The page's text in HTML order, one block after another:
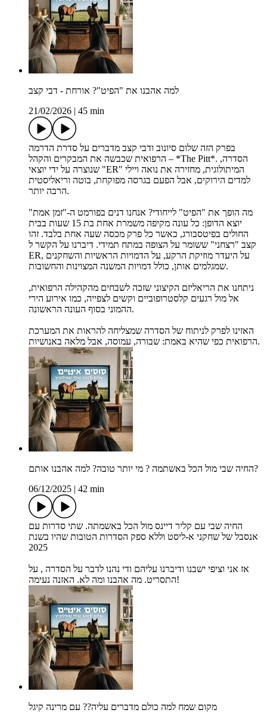
למה אהבנו את "הפיט"? אורחת - דבי קצב
21/02/2026 | 45 min
בפרק הזה שלום סיונוב ודבי קצב מדברים על סדרת הדרמה
הרפואית שכבשה את המבקרים והקהל – *The Pitt*. הסדרה,
שנוצרה על ידי יוצאי "ER" המיתולוגית, מחזירה את נואה ויילי
למדים הירוקים, אבל הפעם בגרסה מפוקחת, בוטה וריאליסטית
הרבה יותר.
מה הופך את "הפיט" לייחודי? אנחנו דנים בפורמט ה-"זמן אמת"
יוצא הדופן: כל עונה מקיפה משמרת אחת בת 15 שעות בבית
החולים בפיטסבורג, כאשר כל פרק מכסה שעה אחת בלבד. זהו
קצב "רצחני" ששומר על הצופה במתח תמידי. דיברנו על הקשר ל
ER, על היעדר מוזיקת הרקע, על הדמויות הראשיות והשחקנים
שמגלמים אותן, כולל דמויות המשנה המצוינות והחשובות.
ניתחנו את הריאליזם הקיצוני שזכה לשבחים מהקהילה הרפואית,
אל מול רגעים קלסטרופוביים וקשים לצפייה, כמו אירוע הירי
ההמוני בסוף העונה הראשונה.
האזינו לפרק לניתוח של הסדרה שמצליחה להראות את המערכת
הרפואית כפי שהיא באמת: שבורה, עמוסה, אבל מלאה באנושיות.
החיה שבי מול הכל באשתמה ? מי יותר טובה? למה אהבנו אותם?
06/12/2025 | 42 min
החיה שבי עם קליר דיינס מול הכל באשמתה. שתי סדרות עם
אנסבל של שחקני א-ליסט וללא ספק הסדרות הטובות שהיו בשנת
2025
אז אני וציפי ישבנו ודיברנו עליהם ודי נהנו לדבר על הסדרה , על
התסריט. מה אהבנו ומה לא. האזנה נעימה!
מקום שמח למה כולם מדברים עליה?? עם מרינה קיגל